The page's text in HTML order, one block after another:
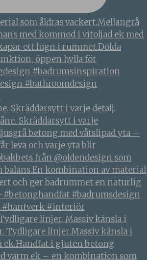
Skräddarsytt i varje detalj.
linjer. Massiv känsla i